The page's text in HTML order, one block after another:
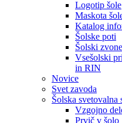
Logotip šole
Maskota
Katalog
Šolske poti
Šolski
Vsešolski
in RIN
Novice
Svet zavoda
Šolska svetovalna
Vzgojno
Prvič v šolo